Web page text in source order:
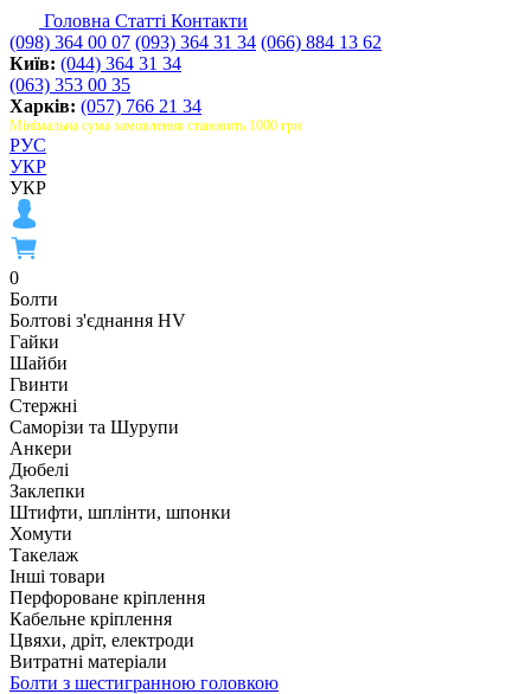
Головна Статті Контакти
(098) 364 00 07 (093) 364 31 34 (066) 884 13 62
Київ: (044) 364 31 34
(063) 353 00 35
Харків: (057) 766 21 34
Мінімальна сума замовлення становить 1000 грн
РУС
УКР
УКР
0
Болти
Болтові з'єднання HV
Гайки
Шайби
Гвинти
Стержні
Саморізи та Шурупи
Анкери
Дюбелі
Заклепки
Штифти, шплінти, шпонки
Хомути
Такелаж
Інші товари
Перфороване кріплення
Кабельне кріплення
Цвяхи, дріт, електроди
Витратні матеріали
Болти з шестигранною головкою